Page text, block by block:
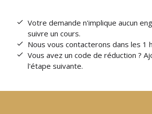
Votre demande n'implique aucun
suivre un cours.
Nous vous contacterons dans les 1
Vous avez un code de réduction ?
l'étape suivante.